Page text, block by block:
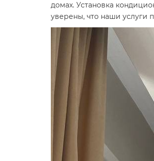
домах. Установка
уверены, что наши услуги